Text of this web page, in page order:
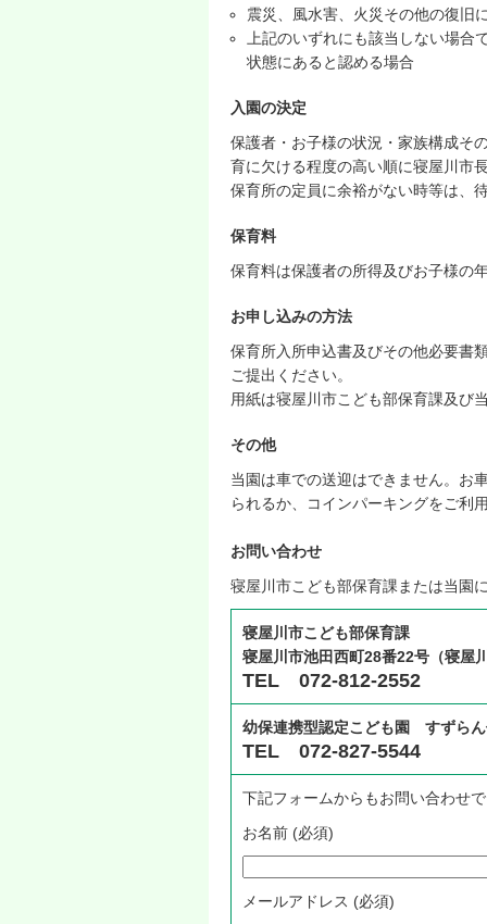
震災、風水害、火災その他の復旧
上記のいずれにも該当しない場
状態にあると認める場合
入園の決定
保護者・お子様の状況・家族構成そ
育に欠ける程度の高い順に寝屋川市
保育所の定員に余裕がない時等は、
保育料
保育料は保護者の所得及びお子様の
お申し込みの方法
保育所入所申込書及びその他必要書
ご提出ください。
用紙は寝屋川市こども部保育課及び
その他
当園は車での送迎はできません。お
られるか、コインパーキングをご利
お問い合わせ
寝屋川市こども部保育課または当園
寝屋川市こども部保育課
寝屋川市池田西町28番22号（寝屋
TEL 072-812-2552
幼保連携型認定こども園 すずら
TEL 072-827-5544
下記フォームからもお問い合わせ
お名前 (必須)
メールアドレス (必須)